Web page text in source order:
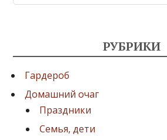
РУБРИКИ
Гардероб
Домашний очаг
Праздники
Семья, дети